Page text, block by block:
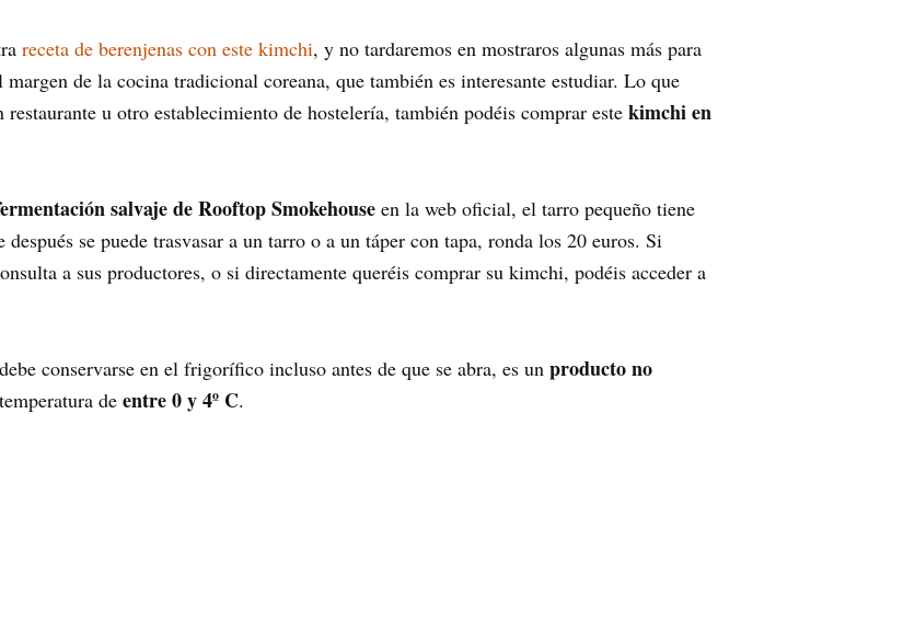
receta de berenjenas con este kimchi, y no tardaremos en mostraros algunas más para
de la cocina tradicional coreana, que también es interesante estudiar. Lo que
u otro establecimiento de hostelería, también podéis comprar este kimchi en
salvaje de Rooftop Smokehouse en la web oficial, el tarro pequeño tiene
se puede trasvasar a un tarro o a un táper con tapa, ronda los 20 euros. Si
a sus productores, o si directamente queréis comprar su kimchi, podéis acceder a
conservarse en el frigorífico incluso antes de que se abra, es un producto no
de entre 0 y 4º C.